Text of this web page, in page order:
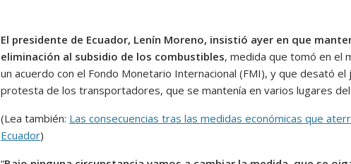
El presidente de Ecuador, Lenín Moreno, insistió ayer en que
eliminación al subsidio de los combustibles, medida que tomó en el
un acuerdo con el Fondo Monetario Internacional (FMI), y que desató el
protesta de los transportadores, que se mantenía en varios lugares del
(Lea también: Las consecuencias tras las medidas económicas que
Ecuador)